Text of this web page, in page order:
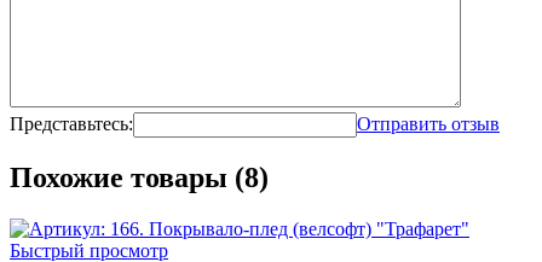
Представьтесь: Отправить отзыв
Похожие товары (8)
Быстрый просмотр